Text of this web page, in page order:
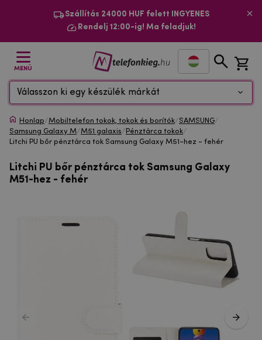
Szállítás 24000 HUF felett INGYENES
Rendelj 12:00-ig! Ma feladjuk!
MENÜ
Válasszon ki egy készülék márkát
Honlap/Mobiltelefon tokok, tokok és borítók/SAMSUNG/
Samsung Galaxy M/M51 galaxis/ Pénztárca tokok/
Litchi PU bőr pénztárca tok Samsung Galaxy M51-hez - fehér
Litchi PU bőr pénztárca tok Samsung Galaxy
M51-hez - fehér